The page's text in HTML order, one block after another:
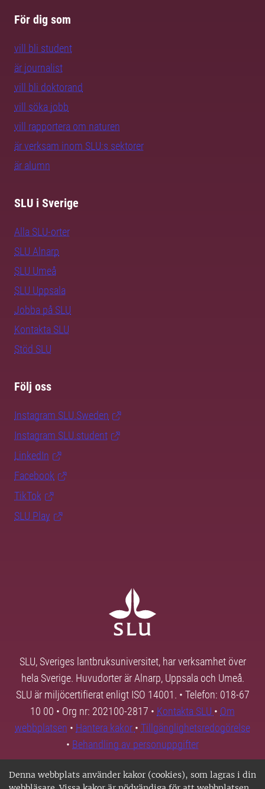
Denna webbplats använder kakor (cookies), som lagras i din
För dig som
vill bli student
är journalist
vill bli doktorand
vill söka jobb
vill rapportera om naturen
är verksam inom SLU:s sektorer
är alumn
SLU i Sverige
Alla SLU-orter
SLU Alnarp
SLU Umeå
SLU Uppsala
Jobba på SLU
Kontakta SLU
Stöd SLU
Följ oss
Instagram SLU.Sweden
Instagram SLU.student
LinkedIn
Facebook
TikTok
SLU Play
SLU, Sveriges lantbruksuniversitet, har verksamhet över
hela Sverige. Huvudorter är Alnarp, Uppsala och Umeå.
SLU är miljöcertifierat enligt ISO 14001. • Telefon: 018-67
10 00 • Org nr: 202100-2817 • Kontakta SLU • Om
webbplatsen • Hantera kakor • Tillgänglighetsredogörelse
• Behandling av personuppgifter